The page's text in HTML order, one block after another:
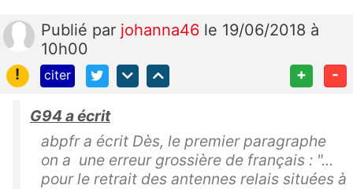
Publié par johanna46 le 19/06/2018 à
10h00
!
citer + -
G94 a écrit
abpfr a écrit Dès, le premier paragraphe
on a une erreur grossière de français : "...
pour le retrait des antennes relais situées à